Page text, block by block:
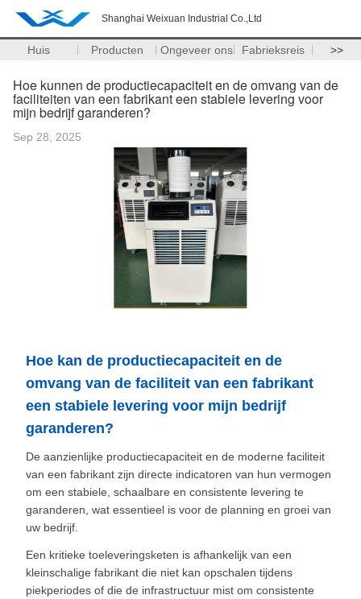
Shanghai Weixuan Industrial Co.,Ltd
Huis Producten Ongeveer ons Fabrieksreis >>
Hoe kunnen de productiecapaciteit en de omvang van de
faciliteiten van een fabrikant een stabiele levering voor
mijn bedrijf garanderen?
Sep 28, 2025
Hoe kan de productiecapaciteit en de
omvang van de faciliteit van een fabrikant
een stabiele levering voor mijn bedrijf
garanderen?
De aanzienlijke productiecapaciteit en de moderne faciliteit
van een fabrikant zijn directe indicatoren van hun vermogen
om een stabiele, schaalbare en consistente levering te
garanderen, wat essentieel is voor de planning en groei van
uw bedrijf.
Een kritieke toeleveringsketen is afhankelijk van een
kleinschalige fabrikant die niet kan opschalen tijdens
piekperiodes of die de infrastructuur mist om consistente